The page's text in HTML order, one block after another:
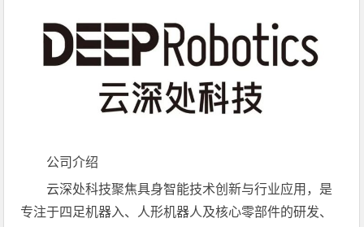
公司介绍
云深处科技聚焦具身智能技术创新与行业应用，是
专注于四足机器入、人形机器人及核心零部件的研发、